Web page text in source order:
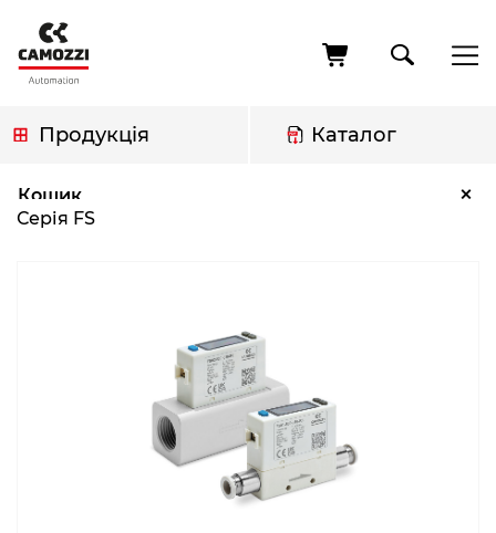
основного
вмісту
Продукція Каталог
Кошик ×
навіґації
Серія FS